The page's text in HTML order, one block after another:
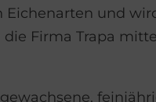
und
die Firma Trapa